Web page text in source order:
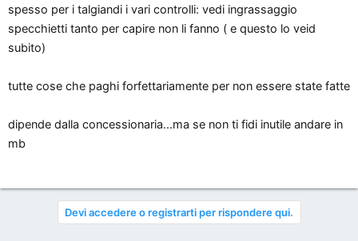
spesso per i talgiandi i vari controlli: vedi ingrassaggio
specchietti tanto per capire non li fanno ( e questo lo veid
subito)
tutte cose che paghi forfettariamente per non essere state fatte
dipende dalla concessionaria...ma se non ti fidi inutile andare in
mb
Devi accedere o registrarti per rispondere qui.